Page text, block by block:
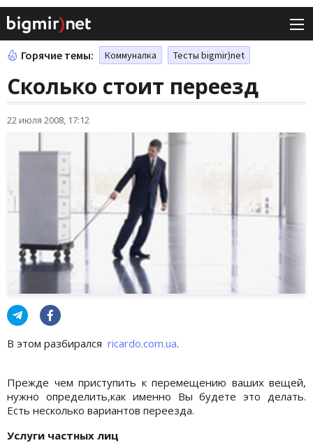
Горячие темы: Коммуналка Тесты bigmir)net
Сколько стоит переезд
22 июля 2008, 17:12
В этом разбирался ricardo.com.ua.
Прежде чем приступить к перемещению ваших вещей,
нужно определить,как именно Вы будете это делать.
Есть несколько вариантов переезда.
Услуги частных лиц